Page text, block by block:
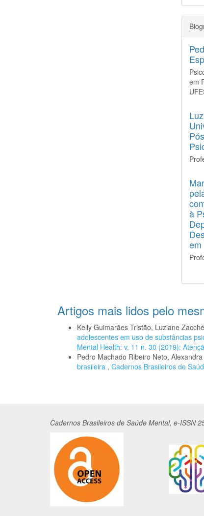
em
à
em
Artigos mais lidos pelo
Kelly Guimarães Tristão, Luziane
adolescentes em uso de substâncias
Mental Health: v. 11 n. 30 (2019):
Pedro Machado Ribeiro Neto,
brasileira , Cadernos Brasileiros de
Cadernos Brasileiros de Saúde Mental, e-ISSN